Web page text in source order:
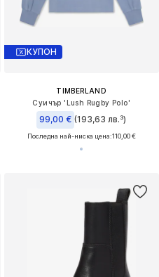
КУПОН
TIMBERLAND
Суичър 'Lush Rugby Polo'
99,00 € (193,63 лв.³)
Последна най-ниска цена:110,00 €